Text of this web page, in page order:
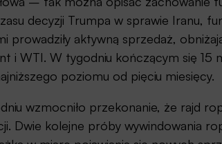
decyzji Trumpa w sprawie Iranu,
prowadziły aktywną sprzedaż,
i WTI. W tygodniu kończącym się 15
poziomu od pięciu miesięcy.
wzmocniło przekonanie, że rajd
Dwie kolejne próby wywindowania